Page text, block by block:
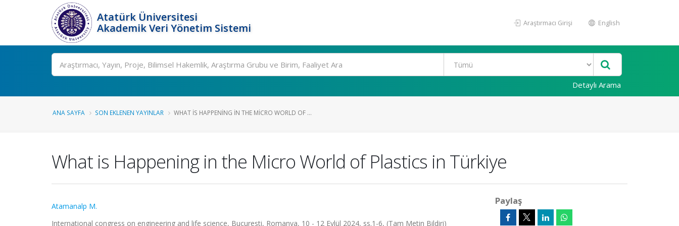
Atatürk Üniversitesi
Akademik Veri Yönetim Sistemi
Araştırmacı Girişi English
Ara
Detaylı Arama
ANA SAYFA SON EKLENEN YAYINLAR WHAT IS HAPPENING IN THE MICRO WORLD OF ...
What is Happening in the Micro World of Plastics in Türkiye
Atamanalp M.
International congress on engineering and life science, Bucuresti, Romanya, 10 - 12 Eylül 2024, ss.1-6, (Tam Metin Bildiri)
Paylaş